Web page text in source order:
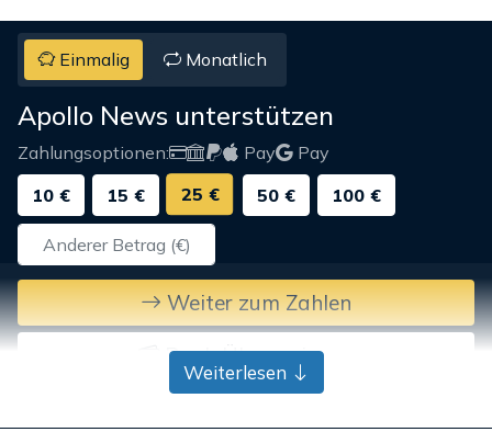
Einmalig Monatlich
Apollo News unterstützen
Zahlungsoptionen: Pay
Pay
10 €
15 € 25 € 50 € 100 €
Weiter zum Zahlen
Bank-Überweisung
Weiterlesen